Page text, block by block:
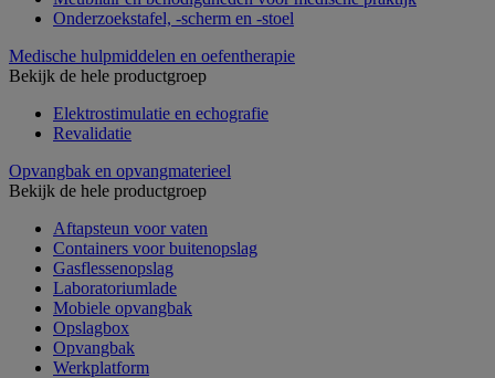
Onderzoekstafel, -scherm en -stoel
Medische hulpmiddelen en oefentherapie
Bekijk de hele productgroep
Elektrostimulatie en echografie
Revalidatie
Opvangbak en opvangmaterieel
Bekijk de hele productgroep
Aftapsteun voor vaten
Containers voor buitenopslag
Gasflessenopslag
Laboratoriumlade
Mobiele opvangbak
Opslagbox
Opvangbak
Werkplatform